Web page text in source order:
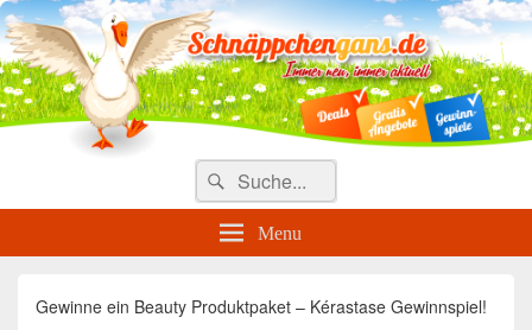
Täglich die besten Gewinnspiele
und Angebote
Search
for:
Suche
Menu
Gewinne ein Beauty Produktpaket – Kérastase Gewinnspiel!